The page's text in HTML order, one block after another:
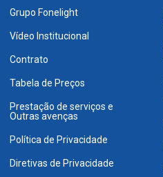
Grupo Fonelight
Vídeo Institucional
Contrato
Tabela de Preços
Prestação de serviços e
Outras avenças
Política de Privacidade
Diretivas de Privacidade